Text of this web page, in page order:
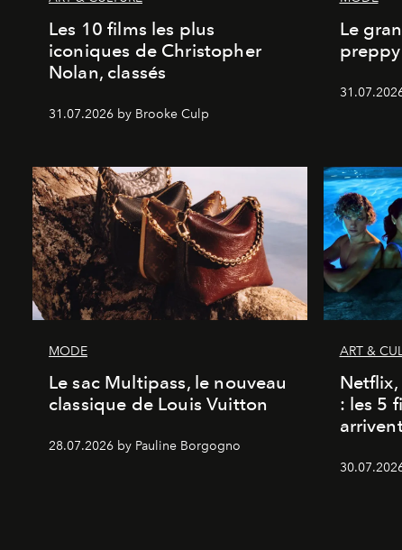
Les 10 films les plus
iconiques de Christopher
Nolan, classés
31.07.2026 by Brooke Culp
Le
MODE
Le sac Multipass, le nouveau
classique de Louis Vuitton
28.07.2026 by Pauline Borgogno
ART &
: les 5